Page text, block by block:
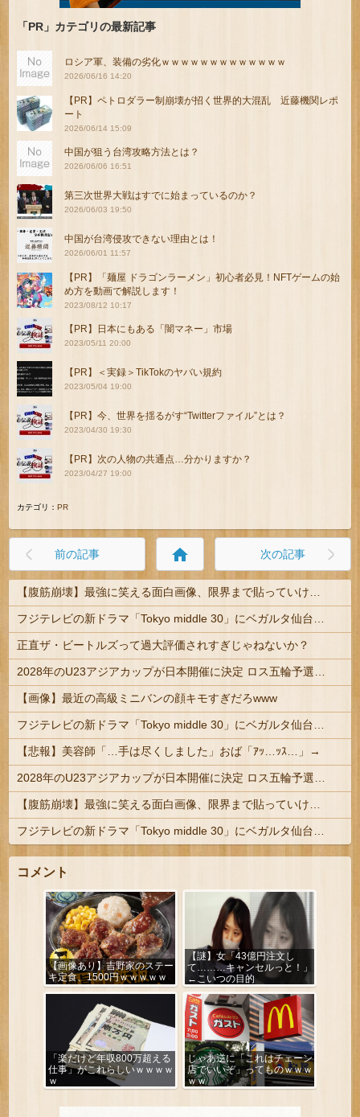
「PR」カテゴリの最新記事
ロシア軍、装備の劣化ｗｗｗｗｗｗｗｗｗｗｗｗｗ
2026/06/16 14:20
【PR】ペトロダラー制崩壊が招く世界的大混乱 近藤機関レポ
ート
2026/06/14 15:09
中国が狙う台湾攻略方法とは？
2026/06/06 16:51
第三次世界大戦はすでに始まっているのか？
2026/06/03 19:50
中国が台湾侵攻できない理由とは！
2026/06/01 11:57
【PR】「麺屋 ドラゴンラーメン」初心者必見！NFTゲームの始
め方を動画で解説します！
2023/08/12 10:17
【PR】日本にもある「闇マネー」市場
2023/05/11 20:00
【PR】＜実録＞TikTokのヤバい規約
2023/05/04 19:00
【PR】今、世界を揺るがす“Twitterファイル”とは？
2023/04/30 19:30
【PR】次の人物の共通点…分かりますか？
2023/04/27 19:00
カテゴリ：PR
前の記事 home 次の記事
正直ザ・ビートルズって過大評価されすぎじゃねないか？
【画像】最近の高級ミニバンの顔キモすぎだろwww
【悲報】美容師「…手は尽くしました」おば「ｱｯ…ｯｽ…」→
コメント
【画像あり】吉野家のステー
キ定食、1500円ｗｗｗｗｗ
【謎】女「43億円注文し
て………キャンセルっと！」
←こいつの目的
「楽だけど年収800万超える
仕事」がこれらしいｗｗｗｗ
ｗ
じゃあ逆に「これはチェーン
店でいいぞ」ってものｗｗｗ
ｗｗ